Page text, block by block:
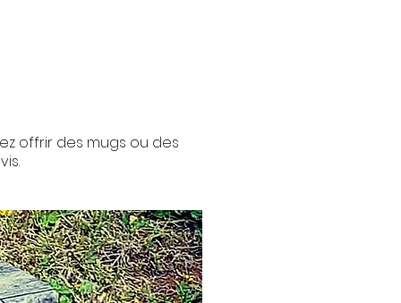
offrir des mugs ou des